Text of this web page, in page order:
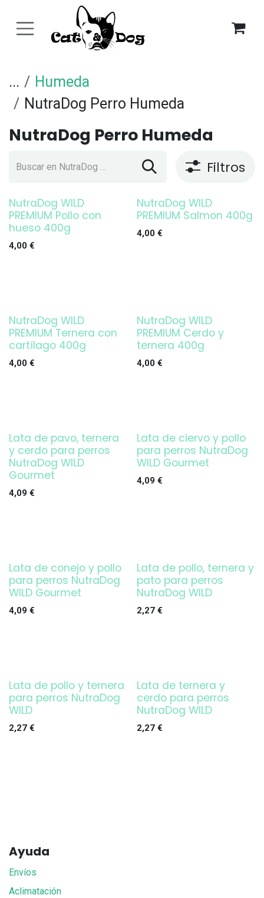
...
Humeda
NutraDog Perro Humeda
NutraDog Perro Humeda
Filtros
NutraDog WILD
PREMIUM Pollo con
hueso 400g
4,00 €
NutraDog WILD
PREMIUM Salmon 400g
4,00€
NutraDog WILD
PREMIUM Ternera con
cartílago 400g
4,00 €
NutraDog WILD
PREMIUM Cerdo y
ternera 400g
4,00€
Lata de pavo, ternera
y cerdo para perros
NutraDog WILD
Gourmet
4,09 €
Lata de ciervo y pollo
para perros NutraDog
WILD Gourmet
4,09 €
Lata de conejo y pollo
para perros NutraDog
WILD Gourmet
4,09 €
Lata de pollo, ternera y
pato para perros
NutraDog WILD
2,27€
Lata de pollo y ternera
para perros NutraDog
WILD
2,27 €
Lata de ternera y
cerdo para perros
NutraDog WILD
2,27€
Ayuda
Envíos
Aclimatación